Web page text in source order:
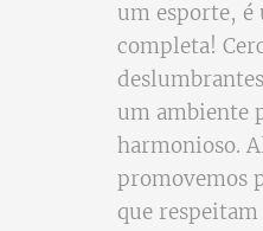
um esporte, é
completa!
um ambiente
harmonioso.
promovemos
que